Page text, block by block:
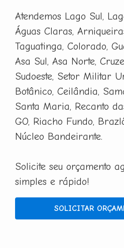
Atendemos Lago Sul,
Águas Claras,
Taguatinga, Colorado,
Asa Sul, Asa Norte,
Sudoeste, Setor Militar
Botânico, Ceilândia,
Santa Maria, Recanto
GO, Riacho Fundo,
Núcleo Bandeirante.
Solicite seu orçamento
simples e rápido!
SOLICITAR